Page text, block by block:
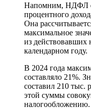
Напомним, НДФЛ
процентного
Она
максимальное
из действовавших
календарном году.
В 2024 года
составляло 21%.
составил 210 тыс.
этой суммы
налогообложению.